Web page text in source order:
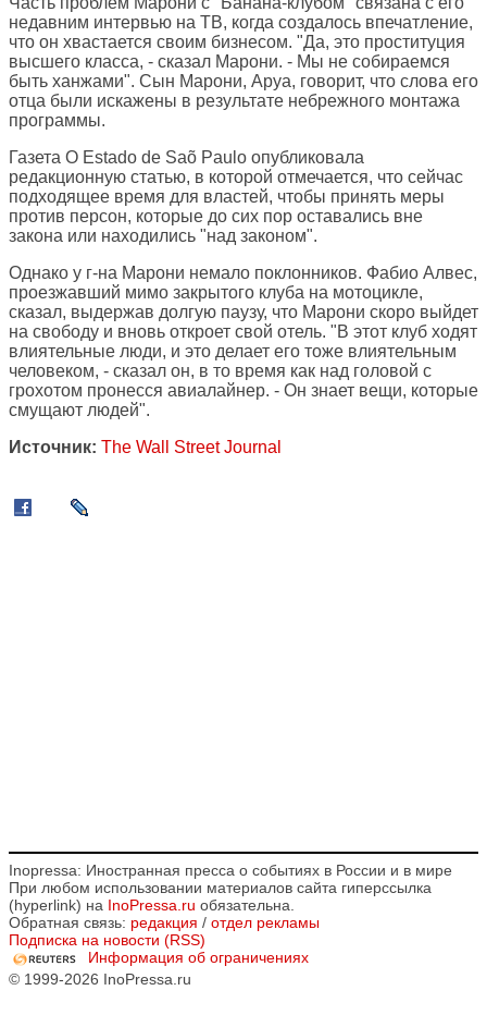
недавним интервью на ТВ, когда создалось впечатление,
что он хвастается своим бизнесом. "Да, это проституция
высшего класса, - сказал Марони. - Мы не собираемся
быть ханжами". Сын Марони, Аруа, говорит, что слова его
отца были искажены в результате небрежного монтажа
программы.
Газета O Estado de Saõ Paulo опубликовала
редакционную статью, в которой отмечается, что сейчас
подходящее время для властей, чтобы принять меры
против персон, которые до сих пор оставались вне
закона или находились "над законом".
Однако у г-на Марони немало поклонников. Фабио Алвес,
проезжавший мимо закрытого клуба на мотоцикле,
сказал, выдержав долгую паузу, что Марони скоро выйдет
на свободу и вновь откроет свой отель. "В этот клуб ходят
влиятельные люди, и это делает его тоже влиятельным
человеком, - сказал он, в то время как над головой с
грохотом пронесся авиалайнер. - Он знает вещи, которые
смущают людей".
Источник: The Wall Street Journal
Inopressa: Иностранная пресса о событиях в России и в мире
При любом использовании материалов сайта гиперссылка
(hyperlink) на InoPressa.ru обязательна.
Обратная связь: редакция / отдел рекламы
Подписка на новости (RSS)
Информация об ограничениях
© 1999-2026 InoPressa.ru